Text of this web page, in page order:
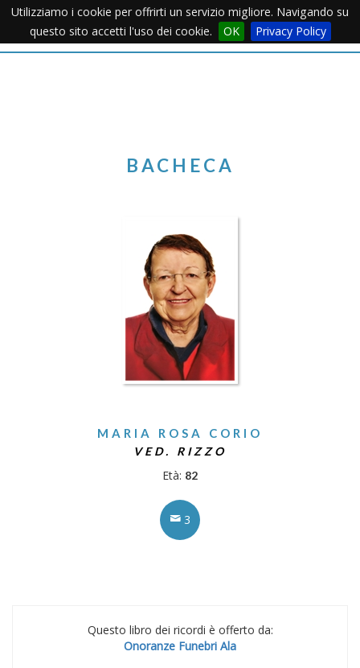
Utilizziamo i cookie per offrirti un servizio migliore. Navigando su
questo sito accetti l'uso dei cookie.
OK Privacy PolicyMenu
BACHECA
MARIA ROSA CORIO
VED. RIZZO
Età: 82
3
Questo libro dei ricordi è offerto da:
Onoranze Funebri Ala